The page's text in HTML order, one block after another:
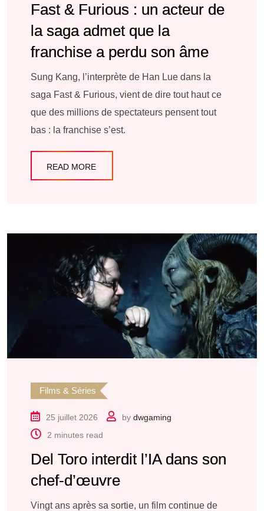
Fast & Furious : un acteur de
la saga admet que la
franchise a perdu son âme
Sung Kang, l’interprète de Han Lue dans la
saga Fast & Furious, vient de dire tout haut ce
que des millions de spectateurs pensent tout
bas : la franchise s’est.
READ MORE
Films & Séries
25 juillet 2026 by dwgaming
2 minutes read
Del Toro interdit l’IA dans son
chef-d’œuvre
Vingt ans après sa sortie, un film continue de